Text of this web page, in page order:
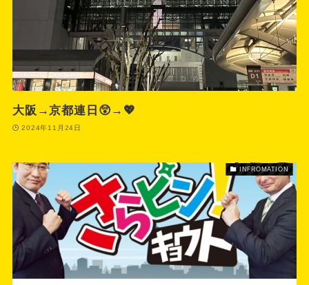
大阪→京都連日😲→💖
2024年11月24日
INFROMATION